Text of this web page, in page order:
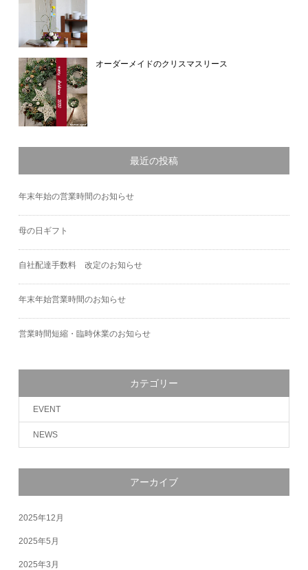
オーダーメイドのクリスマスリース
最近の投稿
年末年始の営業時間のお知らせ
母の日ギフト
自社配達手数料 改定のお知らせ
年末年始営業時間のお知らせ
営業時間短縮・臨時休業のお知らせ
カテゴリー
EVENT
NEWS
アーカイブ
2025年12月
2025年5月
2025年3月